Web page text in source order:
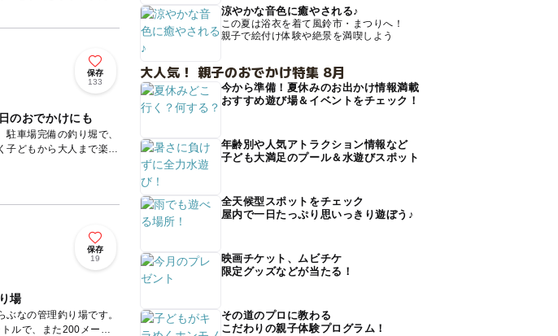
で、遠方よりわざわざ
保存
133
のおでかけにも
車場完備の釣り堀で、
子どもから大人まで楽し
保存
19
場
なの管理釣り場です。
ルで、また200メート
涼やかな音色に癒やされる♪
この夏は浴衣を着て風鈴市・まつりへ！
親子で絵付け体験や絶景を満喫しよう
大人気！ 親子のおでかけ特集 8月
今から準備！夏休みのお出かけ情報満載
おすすめ遊び場＆イベントをチェック！
年齢別や人気アトラクション情報など
子ども大満足のプール＆水遊びスポット
全天候型スポットをチェック
屋内で一日たっぷり思いっきり遊ぼう♪
映画チケット、ムビチケ
限定グッズなどが当たる！
その道のプロに教わる
こだわりの親子体験プログラム！